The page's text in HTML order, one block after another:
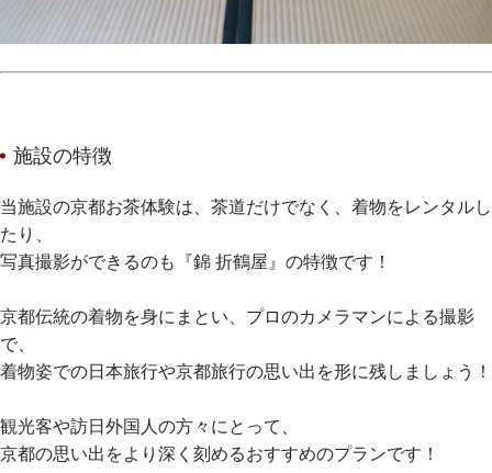
施設の特徴
当施設の京都お茶体験は、茶道だけでなく、着物をレンタルし
たり、
写真撮影ができるのも『錦 折鶴屋』の特徴です！
京都伝統の着物を身にまとい、プロのカメラマンによる撮影
で、
着物姿での日本旅行や京都旅行の思い出を形に残しましょう！
観光客や訪日外国人の方々にとって、
京都の思い出をより深く刻めるおすすめのプランです！